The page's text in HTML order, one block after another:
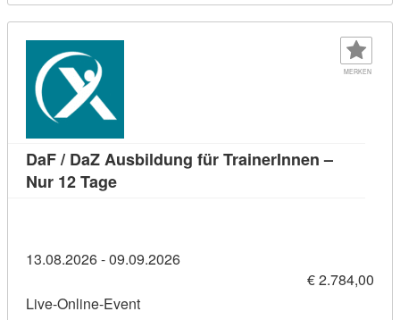
MERKEN
DaF / DaZ Ausbildung für TrainerInnen –
Nur 12 TageKursdetail: DaF / DaZ Ausbildung für
13.08.2026 - 09.09.2026
€ 2.784,00
Live-Online-Event